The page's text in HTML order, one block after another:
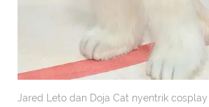
Jared Leto dan Doja Cat nyentrik